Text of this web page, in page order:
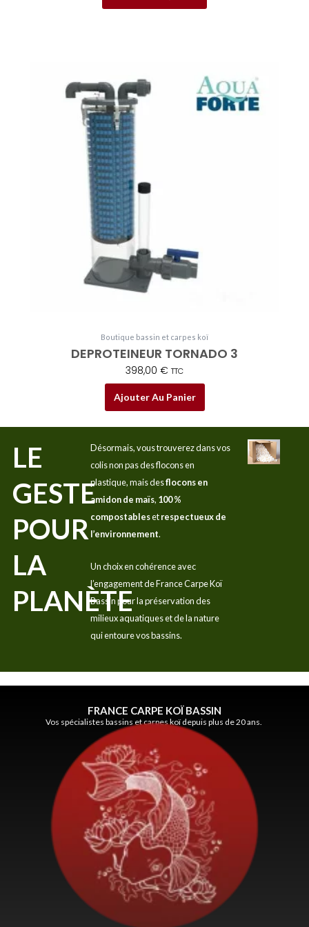
Boutique bassin et carpes koï
DEPROTEINEUR TORNADO 3
398,00 € TTC
Ajouter Au Panier
LE
GESTE
POUR
LA
PLANÈTE
Désormais, vous trouverez dans vos
colis non pas des flocons en
plastique, mais desflocons en
amidon de maïs, 100 %
compostablesetrespectueux de
l’environnement.
Un choix en cohérence avec
l’engagement de France Carpe Koï
Bassin pour la préservation des
milieux aquatiques et de la nature
qui entoure vos bassins.
FRANCE CARPE KOÏ BASSIN
Vos spécialistes bassins et carpes koï depuis plus de 20 ans.